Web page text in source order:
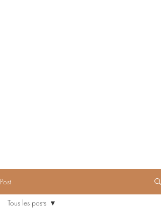
Post
Tous les posts